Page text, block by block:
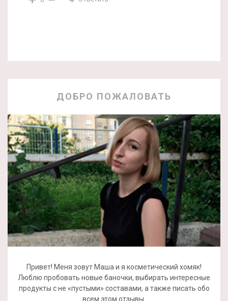
ДОБРО ПОЖАЛОВАТЬ
Привет! Меня зовут Маша и я косметический хомяк!
Люблю пробовать новые баночки, выбирать интересные
продукты с не «пустыми» составами, а также писать обо
всем этом отзывы.